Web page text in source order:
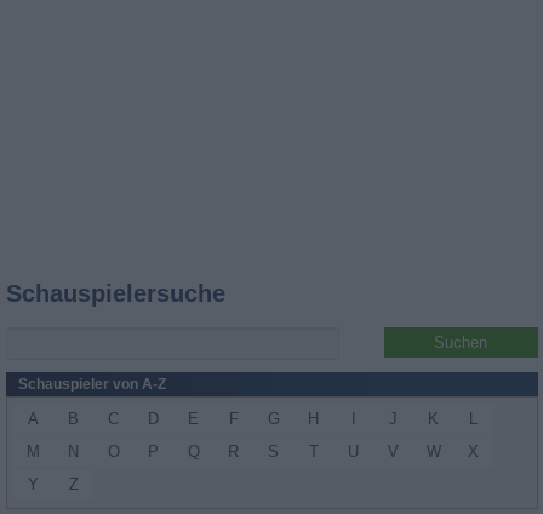
Schauspielersuche
Schauspieler von A-Z
A B C D E F G H J K
L
M
N O P Q R S T U V W
X
Y
Z